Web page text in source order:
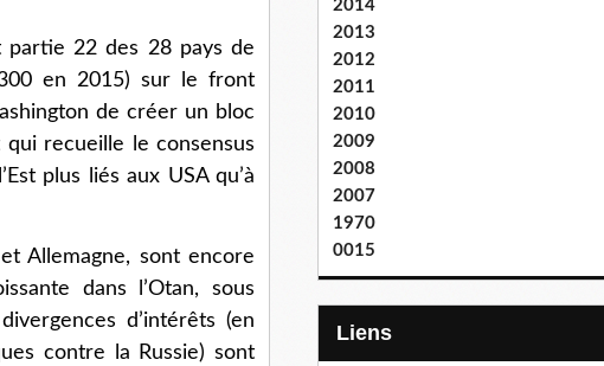
partie 22 des 28 pays de
en 2015) sur le front
de créer un bloc
recueille le consensus
plus liés aux USA qu’à
Allemagne, sont encore
dans l’Otan, sous
d’intérêts (en
contre la Russie) sont
2014
2013
2012
2011
2010
2009
2008
2007
1970
0015
Liens